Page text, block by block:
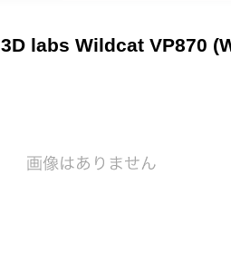
3D labs Wildcat VP870